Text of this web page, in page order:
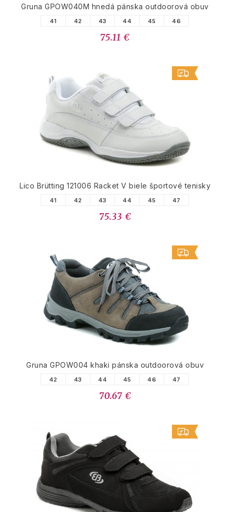
Gruna GPOW040M hnedá pánska outdoorová obuv
41 42 43 44 45 46
75.11 €
Lico Brütting 121006 Racket V biele športové tenisky
41 42 43 44 45 47
75.33 €
Gruna GPOW004 khaki pánska outdoorová obuv
42 43 44 45 46 47
70.67 €